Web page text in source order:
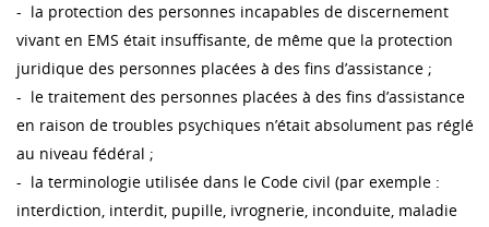
- la protection des personnes incapables de discernement
vivant en EMS était insuffisante, de même que la protection
juridique des personnes placées à des fins d’assistance ;
- le traitement des personnes placées à des fins d’assistance
en raison de troubles psychiques n’était absolument pas réglé
au niveau fédéral ;
- la terminologie utilisée dans le Code civil (par exemple :
interdiction, interdit, pupille, ivrognerie, inconduite, maladie